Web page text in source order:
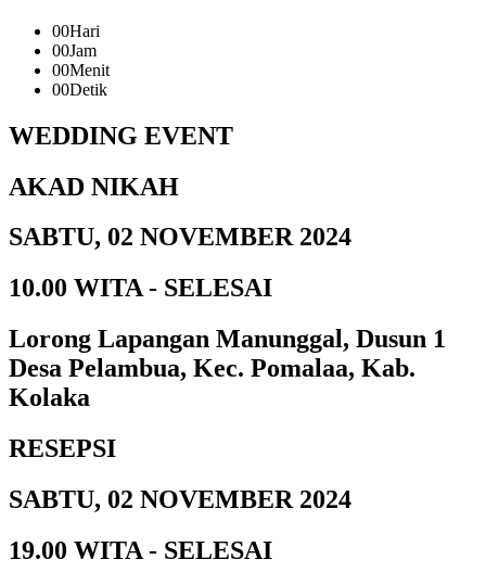
00Hari
00Jam
00Menit
00Detik
WEDDING EVENT
AKAD NIKAH
SABTU, 02 NOVEMBER 2024
10.00 WITA - SELESAI
Lorong Lapangan Manunggal, Dusun 1
Desa Pelambua, Kec. Pomalaa, Kab.
Kolaka
RESEPSI
SABTU, 02 NOVEMBER 2024
19.00 WITA - SELESAI